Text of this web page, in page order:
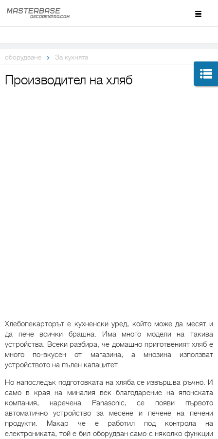
оборудване За кухнята
Производител на хляб
Хлебопекарторът е кухненски уред, който може да месят и
да пече всички брашна. Има много модели на такива
устройства. Всеки разбира, че домашно приготвеният хляб е
много по-вкусен от магазина, а мнозина използват
устройството на пълен капацитет.
Но напоследък подготовката на хляба се извършва ръчно. И
само в края на миналия век благодарение на японската
компания, наречена Panasonic, се появи първото
автоматично устройство за месене и печене на печени
продукти. Макар че е работил под контрола на
електрониката, той е бил оборудван само с няколко функции